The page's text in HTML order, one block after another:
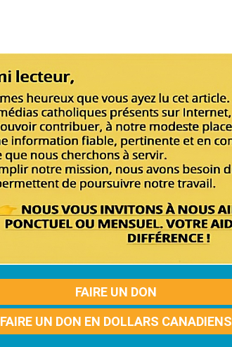
FAIRE UN DON
FAIRE UN DON EN DOLLARS CANADIENS